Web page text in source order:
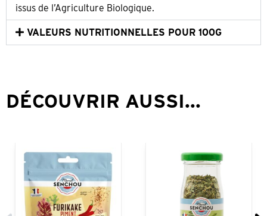
issus de l’Agriculture Biologique.
VALEURS NUTRITIONNELLES POUR 100G
DÉCOUVRIR AUSSI...